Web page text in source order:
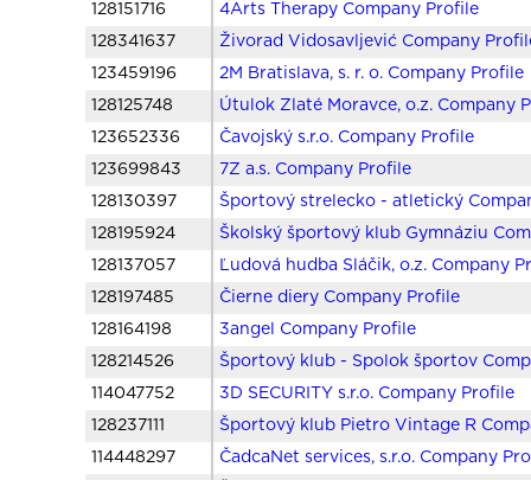
128151716
4Arts Therapy Company Profile
128341637
Živorad Vidosavljević Company
123459196
2M Bratislava, s. r. o. Company Profile
128125748
Útulok Zlaté Moravce, o.z. Company
123652336
Čavojský s.r.o. Company Profile
123699843
7Z a.s. Company Profile
128130397
Športový strelecko - atletický
128195924
Školský športový klub Gymnáziu
128137057
Ľudová hudba Sláčik, o.z. Company
128197485
Čierne diery Company Profile
128164198
3angel Company Profile
128214526
Športový klub - Spolok športov
114047752
3D SECURITY s.r.o. Company Profile
128237111
Športový klub Pietro Vintage R
114448297
ČadcaNet services, s.r.o. Company